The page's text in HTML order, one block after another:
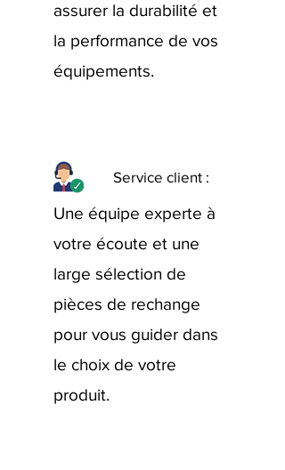
assurer la durabilité et
la performance de vos
équipements.
Service client :
Une équipe experte à
votre écoute et une
large sélection de
pièces de rechange
pour vous guider dans
le choix de votre
produit.